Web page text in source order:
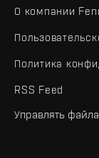
О компании
Политика
RSS Feed
Управлять